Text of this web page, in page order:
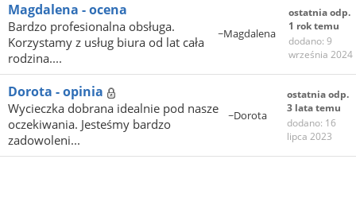
Magdalena - ocena
Bardzo profesionalna obsługa.
Korzystamy z usług biura od lat cała
rodzina....
~Magdalena
ostatnia odp.
1 rok temu
dodano: 9
września 2024
Dorota - opinia
Wycieczka dobrana idealnie pod nasze
oczekiwania. Jesteśmy bardzo
zadowoleni...
~Dorota
ostatnia odp.
3 lata temu
dodano: 16
lipca 2023